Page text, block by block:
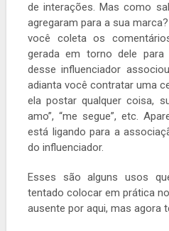
de interações. Mas como
agregaram para a sua
você coleta os
gerada em torno dele para
desse influenciador
adianta você contratar uma
ela postar qualquer coisa,
amo”, “me segue”, etc.
está ligando para a
do influenciador.
Esses são alguns usos
tentado colocar em prática
ausente por aqui, mas agora